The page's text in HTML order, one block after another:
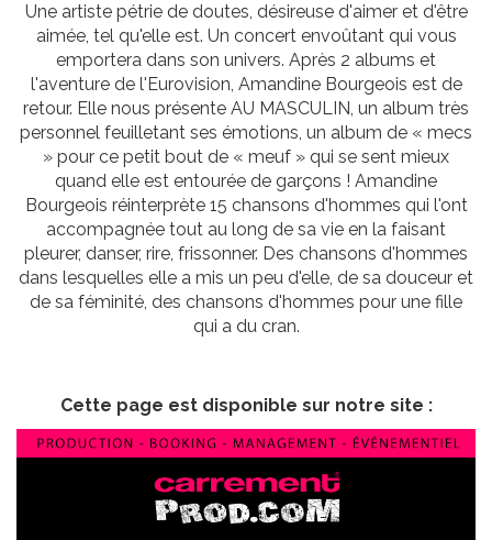
Une artiste pétrie de doutes, désireuse d'aimer et d'être
aimée, tel qu'elle est. Un concert envoûtant qui vous
emportera dans son univers. Après 2 albums et
l'aventure de l'Eurovision, Amandine Bourgeois est de
retour. Elle nous présente AU MASCULIN, un album très
personnel feuilletant ses émotions, un album de « mecs
» pour ce petit bout de « meuf » qui se sent mieux
quand elle est entourée de garçons ! Amandine
Bourgeois réinterprète 15 chansons d'hommes qui l'ont
accompagnée tout au long de sa vie en la faisant
pleurer, danser, rire, frissonner. Des chansons d'hommes
dans lesquelles elle a mis un peu d'elle, de sa douceur et
de sa féminité, des chansons d'hommes pour une fille
qui a du cran.
Cette page est disponible sur notre site :